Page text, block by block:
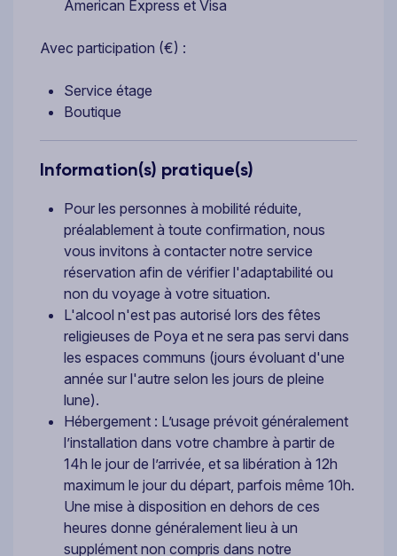
American Express et Visa
Avec participation (€) :
Service étage
Boutique
Information(s) pratique(s)
Pour les personnes à mobilité réduite,
préalablement à toute confirmation, nous
vous invitons à contacter notre service
réservation afin de vérifier l'adaptabilité ou
non du voyage à votre situation.
L'alcool n'est pas autorisé lors des fêtes
religieuses de Poya et ne sera pas servi dans
les espaces communs (jours évoluant d'une
année sur l'autre selon les jours de pleine
lune).
Hébergement : L’usage prévoit généralement
l’installation dans votre chambre à partir de
14h le jour de l’arrivée, et sa libération à 12h
maximum le jour du départ, parfois même 10h.
Une mise à disposition en dehors de ces
heures donne généralement lieu à un
supplément non compris dans notre